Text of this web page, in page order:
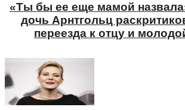
«Ты бы ее еще мамой
дочь Арнтгольц
переезда к отцу и